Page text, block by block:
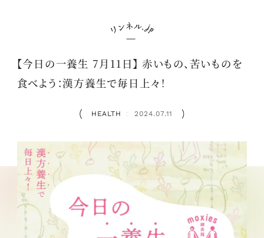
【今日の一養生 7月11日】 赤いもの、苦いものを
食べよう：漢方養生で毎日上々！
HEALTH ： 2024.07.11